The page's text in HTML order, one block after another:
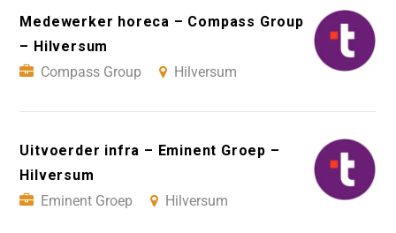
Medewerker horeca – Compass Group
– Hilversum
Compass Group
Hilversum
Uitvoerder infra – Eminent Groep –
Hilversum
Eminent Groep
Hilversum